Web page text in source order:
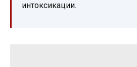
интоксикации.